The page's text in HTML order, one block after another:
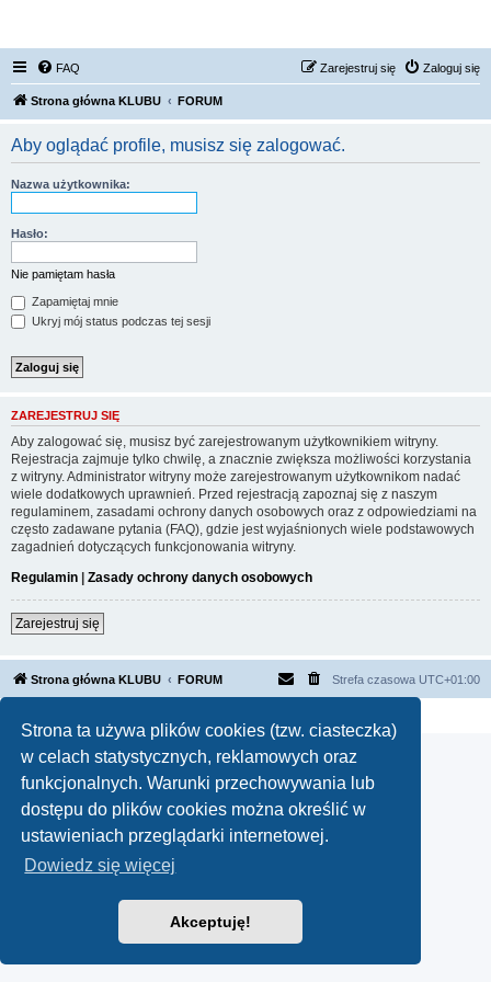
Strona ta używa plików cookies (tzw. ciasteczka)
w celach statystycznych, reklamowych oraz
funkcjonalnych. Warunki przechowywania lub
dostępu do plików cookies można określić w
ustawieniach przeglądarki internetowej.
Dowiedz się więcej
Akceptuję!
FAQ Zaloguj się
Zarejestruj się
Strona główna KLUBU FORUM
Aby oglądać profile, musisz się zalogować.
Nazwa użytkownika:
Hasło:
Nie pamiętam hasła
Zapamiętaj mnie
Ukryj mój status podczas tej sesji
ZAREJESTRUJ SIĘ
Aby zalogować się, musisz być zarejestrowanym użytkownikiem witryny.
Rejestracja zajmuje tylko chwilę, a znacznie zwiększa możliwości korzystania
z witryny. Administrator witryny może zarejestrowanym użytkownikom nadać
wiele dodatkowych uprawnień. Przed rejestracją zapoznaj się z naszym
regulaminem, zasadami ochrony danych osobowych oraz z odpowiedziami na
często zadawane pytania (FAQ), gdzie jest wyjaśnionych wiele podstawowych
zagadnień dotyczących funkcjonowania witryny.
Regulamin | Zasady ochrony danych osobowych
Zarejestruj się
Strona główna KLUBU FORUM Strefa czasowa UTC+01:00
Polski pakiet językowy dostarcza
phpBB.pl